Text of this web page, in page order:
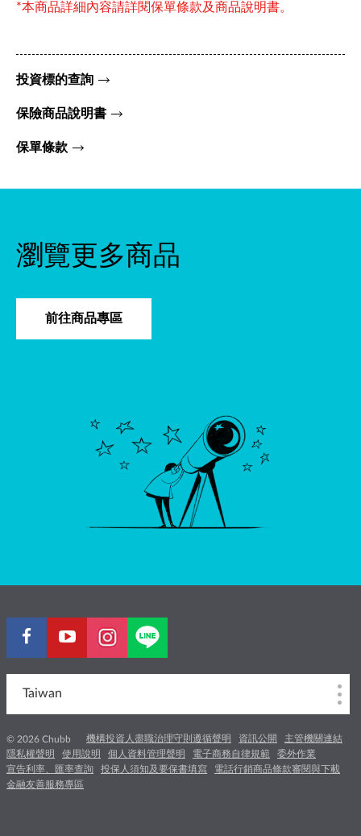
*本商品詳細內容請詳閱保單條款及商品說明書。
投資標的查詢
保險商品說明書
保單條款
瀏覽更多商品
前往商品專區
Taiwan
© 2026 Chubb 機構投資人盡職治理守則遵循聲明 資訊公開
主管機關連結
隱私權聲明
使用說明 個人資料管理聲明 電子商務自律規範
委外作業
宣告利率、匯率查詢
投保人須知及要保書填寫
電話行銷商品條款審閱與下載
金融友善服務專區